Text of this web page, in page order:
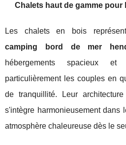
Chalets haut de gamme pour
Les chalets en bois
camping bord de mer
hébergements spacieux et
particulièrement les couples en
de tranquillité. Leur
s'intègre harmonieusement dans
atmosphère chaleureuse dès le